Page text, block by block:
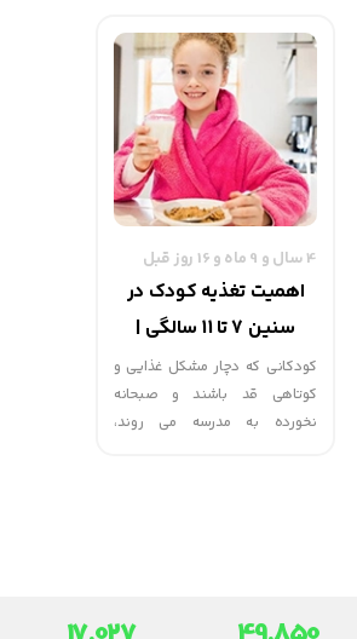
4 سال و 9 ماه و 16 روز قبل
اهمیت تغذیه کودک در
سنین 7 تا 11 سالگی |
گهوارک
کودکانی که دچار مشکل غذایی و
کوتاهی قد باشند و صبحانه
نخورده به مدرسه می روند،